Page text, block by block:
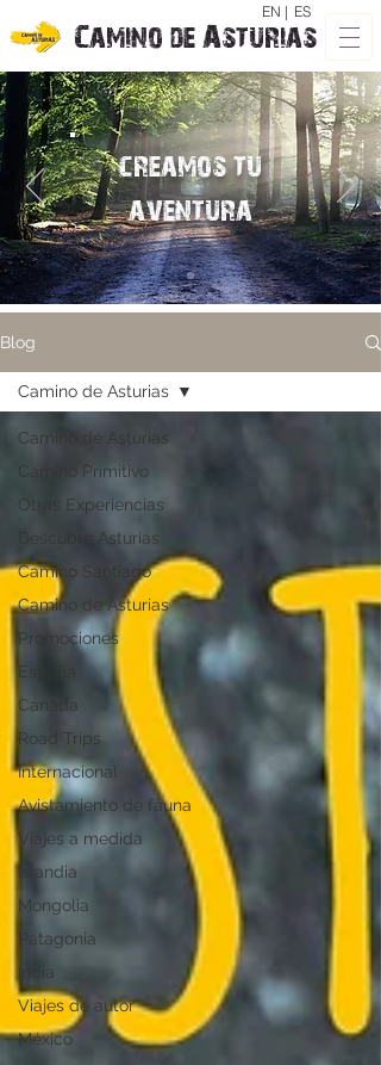
Camino de Asturias
EN | ES
creamos tu
aventura
Blog
Camino de Asturias
Camino Primitivo
Otras Experiencias
Descubre Asturias
Camino Santiago
Camino de Asturias
Promociones
Canada
Road Trips
Internacional
Avistamiento de fauna
Viajes a medida
Islandia
Mongolia
Patagonia
India
Viajes de autor
México
Camino de Asturias